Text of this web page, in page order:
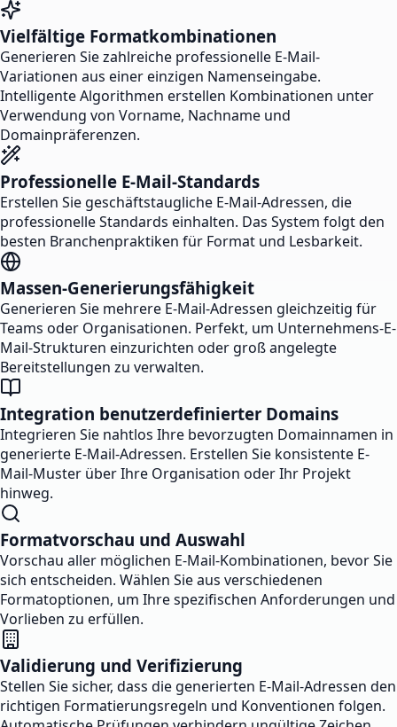
Vielfältige Formatkombinationen
Generieren Sie zahlreiche professionelle E-Mail-
Variationen aus einer einzigen Namenseingabe.
Intelligente Algorithmen erstellen Kombinationen unter
Verwendung von Vorname, Nachname und
Domainpräferenzen.
Professionelle E-Mail-Standards
Erstellen Sie geschäftstaugliche E-Mail-Adressen, die
professionelle Standards einhalten. Das System folgt den
besten Branchenpraktiken für Format und Lesbarkeit.
Massen-Generierungsfähigkeit
Generieren Sie mehrere E-Mail-Adressen gleichzeitig für
Teams oder Organisationen. Perfekt, um Unternehmens-E-
Mail-Strukturen einzurichten oder groß angelegte
Bereitstellungen zu verwalten.
Integration benutzerdefinierter Domains
Integrieren Sie nahtlos Ihre bevorzugten Domainnamen in
generierte E-Mail-Adressen. Erstellen Sie konsistente E-
Mail-Muster über Ihre Organisation oder Ihr Projekt
hinweg.
Formatvorschau und Auswahl
Vorschau aller möglichen E-Mail-Kombinationen, bevor Sie
sich entscheiden. Wählen Sie aus verschiedenen
Formatoptionen, um Ihre spezifischen Anforderungen und
Vorlieben zu erfüllen.
Validierung und Verifizierung
Stellen Sie sicher, dass die generierten E-Mail-Adressen den
richtigen Formatierungsregeln und Konventionen folgen.